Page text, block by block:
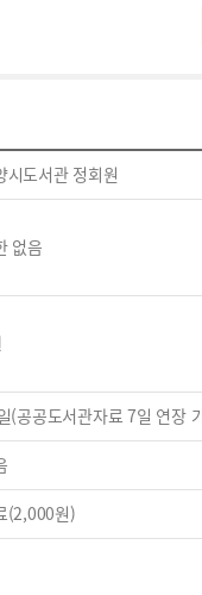
시도서관 정회원
없음
(공공도서관자료 7일 연장
(2,000원)